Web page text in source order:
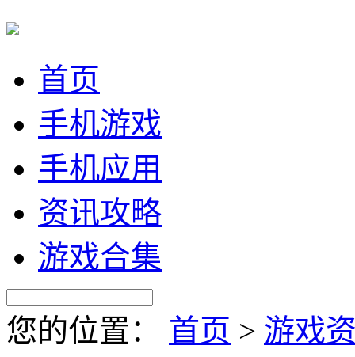
首页
手机游戏
手机应用
资讯攻略
游戏合集
您的位置： 首页 > 游戏